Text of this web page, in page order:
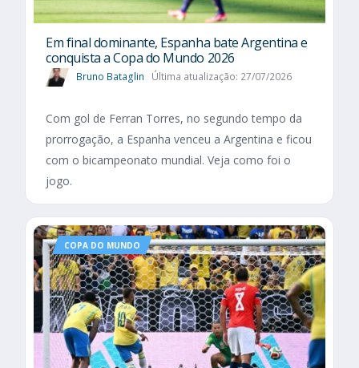
Em final dominante, Espanha bate Argentina e
conquista a Copa do Mundo 2026
Bruno Bataglin Última atualização: 27/07/2026
Com gol de Ferran Torres, no segundo tempo da
prorrogação, a Espanha venceu a Argentina e ficou
com o bicampeonato mundial. Veja como foi o
jogo.
COPA DO MUNDO